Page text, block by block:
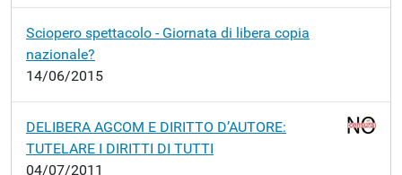
Sciopero spettacolo - Giornata di libera copia
nazionale?
14/06/2015
DELIBERA AGCOM E DIRITTO D’AUTORE:
TUTELARE I DIRITTI DI TUTTI
04/07/2011